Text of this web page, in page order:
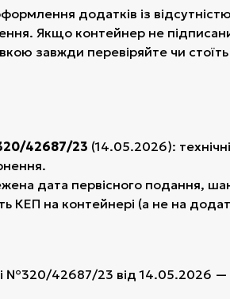
додатків із
Якщо контейнер не
завжди перевіряйте чи
42687/23 (14.05.2026):
дата первісного подання,
КЕП на контейнері (а не на
№320/42687/23 від 14.05.2026 —